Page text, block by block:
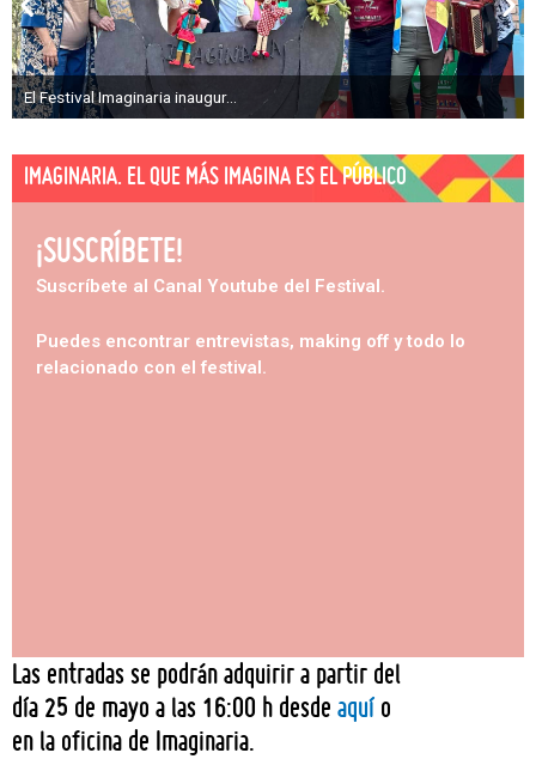
El Festival Imaginaria inaugur...
IMAGINARIA. EL QUE MÁS IMAGINA ES EL PÚBLICO
¡SUSCRÍBETE!
Suscríbete al Canal Youtube del Festival.
Puedes encontrar entrevistas, making off y todo lo
relacionado con el festival.
Las entradas se podrán adquirir a partir del
día 25 de mayo a las 16:00 h desde aquí o
en la oficina de Imaginaria.